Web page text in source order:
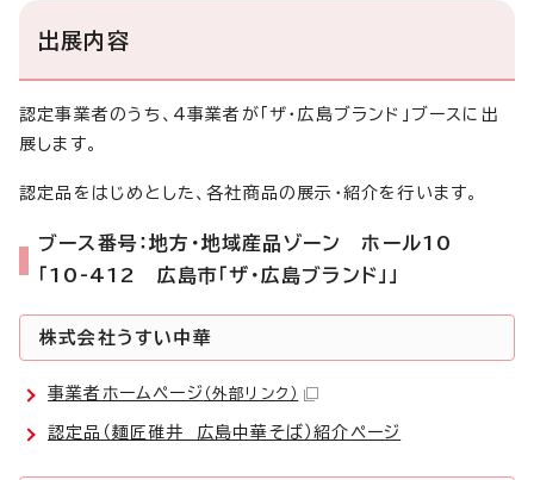
出展内容
認定事業者のうち、4事業者が「ザ・広島ブランド」ブースに出
展します。
認定品をはじめとした、各社商品の展示・紹介を行います。
ブース番号：地方・地域産品ゾーン ホール10
「10-412 広島市「ザ・広島ブランド」」
株式会社うすい中華
事業者ホームページ （外部リンク）
認定品（麺匠碓井 広島中華そば）紹介ページ